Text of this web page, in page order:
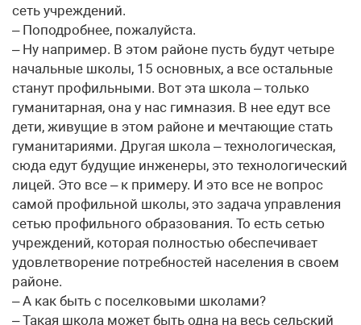
сеть учреждений.
– Поподробнее, пожалуйста.
– Ну например. В этом районе пусть будут четыре
начальные школы, 15 основных, а все остальные
станут профильными. Вот эта школа – только
гуманитарная, она у нас гимназия. В нее едут все
дети, живущие в этом районе и мечтающие стать
гуманитариями. Другая школа – технологическая,
сюда едут будущие инженеры, это технологический
лицей. Это все – к примеру. И это все не вопрос
самой профильной школы, это задача управления
сетью профильного образования. То есть сетью
учреждений, которая полностью обеспечивает
удовлетворение потребностей населения в своем
районе.
– А как быть с поселковыми школами?
– Такая школа может быть одна на весь сельский